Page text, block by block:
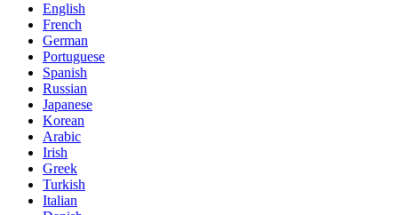
English
French
German
Portuguese
Spanish
Russian
Japanese
Korean
Arabic
Irish
Greek
Turkish
Italian